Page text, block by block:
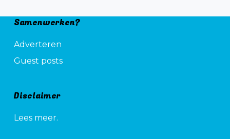
Samenwerken?
Adverteren
Guest posts
Disclaimer
Lees meer.